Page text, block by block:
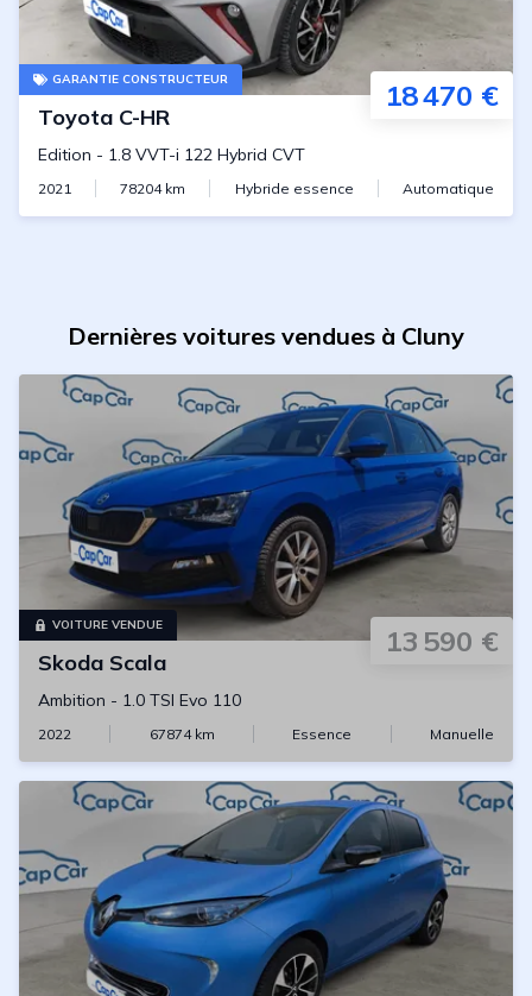
GARANTIE CONSTRUCTEUR 18 470 €
Toyota C-HR
Edition - 1.8 VVT-i 122 Hybrid CVT
2021 78204km Hybride essence Automatique
Dernières voitures vendues à Cluny
VOITURE VENDUE 13 590 €
Skoda Scala
Ambition - 1.0 TSI Evo 110
2022 67874km Essence Manuelle